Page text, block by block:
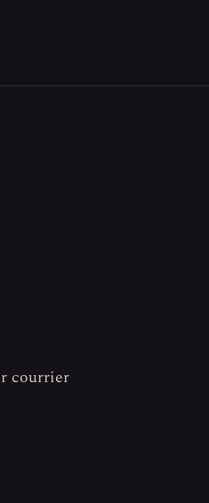
courrier